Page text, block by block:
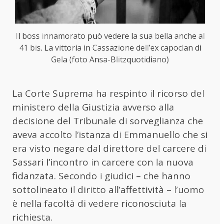
Il boss innamorato può vedere la sua bella anche al
41 bis. La vittoria in Cassazione dell’ex capoclan di
Gela (foto Ansa-Blitzquotidiano)
La Corte Suprema ha respinto il ricorso del
ministero della Giustizia avverso alla
decisione del Tribunale di sorveglianza che
aveva accolto l’istanza di Emmanuello che si
era visto negare dal direttore del carcere di
Sassari l’incontro in carcere con la nuova
fidanzata. Secondo i giudici – che hanno
sottolineato il diritto all’affettività – l’uomo
è nella facoltà di vedere riconosciuta la
richiesta.